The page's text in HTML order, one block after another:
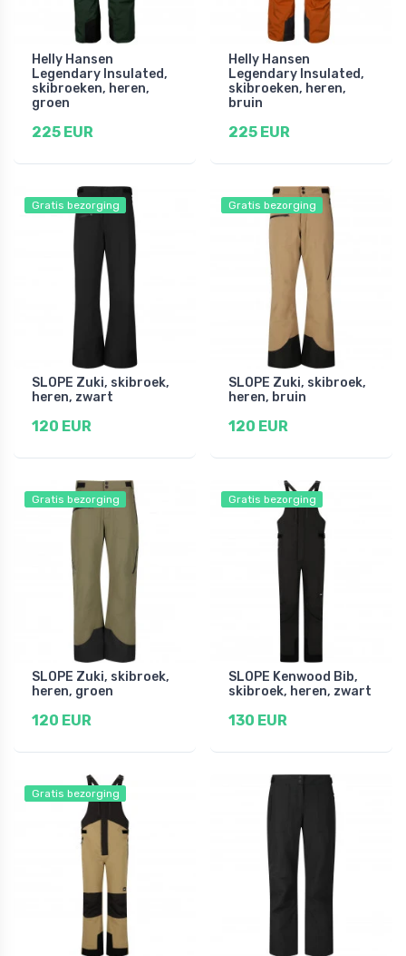
Helly Hansen
Legendary Insulated,
skibroeken, heren,
groen
225 EUR
Helly Hansen
Legendary Insulated,
skibroeken, heren,
bruin
225 EUR
Gratis bezorging
SLOPE Zuki, skibroek,
heren, zwart
120 EUR
Gratis bezorging
SLOPE Zuki, skibroek,
heren, bruin
120 EUR
Gratis bezorging
SLOPE Zuki, skibroek,
heren, groen
120 EUR
Gratis bezorging
SLOPE Kenwood Bib,
skibroek, heren, zwart
130 EUR
Gratis bezorging